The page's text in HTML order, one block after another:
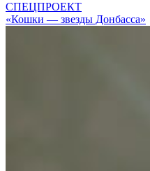
СПЕЦПРОЕКТ
«Кошки — звезды Донбасса»